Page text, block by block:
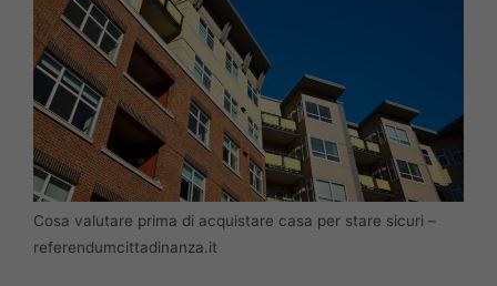
Cosa valutare prima di acquistare casa per stare sicuri –
referendumcittadinanza.it